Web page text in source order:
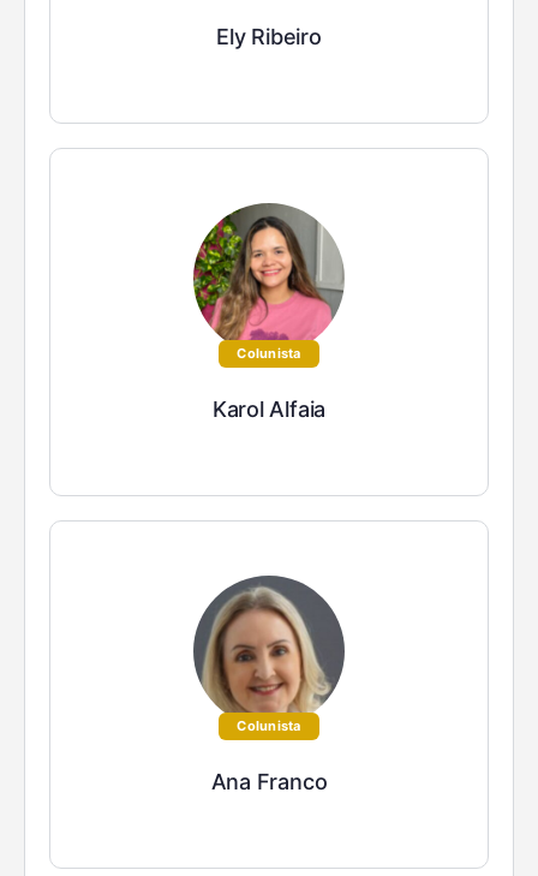
Ely Ribeiro
Colunista
Karol Alfaia
Colunista
Ana Franco